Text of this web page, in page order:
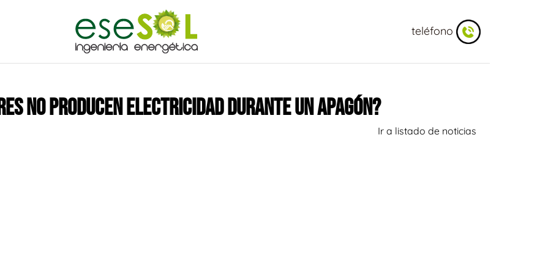
teléfono
NO PRODUCEN ELECTRICIDAD DURANTE UN APAGÓN?
Ir a listado de noticias